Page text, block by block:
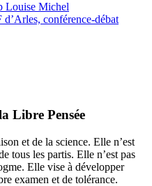
Louise Michel
conférence-débat
Libre Pensée
et de la science. Elle n’est
tous les partis. Elle n’est pas
Elle vise à développer
examen et de tolérance.